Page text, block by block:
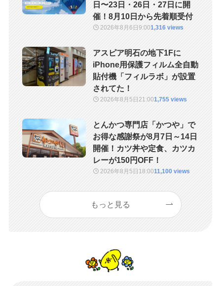
日〜23日・26日・27日に開
催！8月10日から先着順受付
2026年8月6日9:001,316 views
アスピア明石の地下1Fに
iPhone用保護フィルム全自動
貼付機「フィルラボ」が設置
されてた！
2026年8月5日21:001,755 views
とんかつ専門店「かつや」で
お得な感謝祭が8月7日～14日
開催！カツ丼や定食、カツカ
レーが150円OFF！
2026年8月5日 18:0011,100 views
もっと見る